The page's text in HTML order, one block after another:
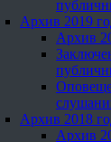
Архив 2019
Архив
Архив 2018
Архив